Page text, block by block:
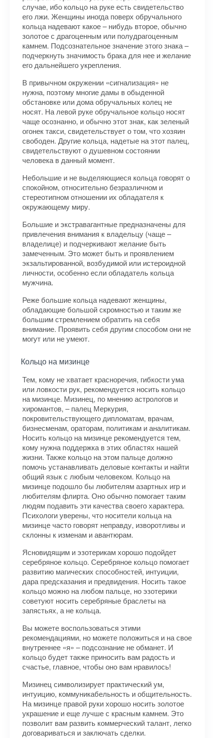
случае, ибо кольцо на руке есть свидетельство
его лжи. Женщины иногда поверх обручального
кольца надевают какое – нибудь второе, обычно
золотое с драгоценным или полудрагоценным
камнем. Подсознательное значение этого знака –
подчеркнуть значимость брака для нее и желание
его дальнейшего укрепления.
В привычном окружении «сигнализация» не
нужна, поэтому многие дамы в обыденной
обстановке или дома обручальных колец не
носят. На левой руке обручальное кольцо носят
чаще осознанно, и обычно этот знак, как зеленый
огонек такси, свидетельствует о том, что хозяин
свободен. Другие кольца, надетые на этот палец,
свидетельствуют о душевном состоянии
человека в данный момент.
Небольшие и не выделяющиеся кольца говорят о
спокойном, относительно безразличном и
стереотипном отношении их обладателя к
окружающему миру.
Большие и экстравагантные предназначены для
привлечения внимания к владельцу (чаще –
владелице) и подчеркивают желание быть
замеченным. Это может быть и проявлением
экзальтированной, возбудимой или истероидной
личности, особенно если обладатель кольца
мужчина.
Реже большие кольца надевают женщины,
обладающие большой скромностью и таким же
большим стремлением обратить на себя
внимание. Проявить себя другим способом они не
могут или не умеют.
Кольцо на мизинце
Тем, кому не хватает красноречия, гибкости ума
или ловкости рук, рекомендуется носить кольцо
на мизинце. Мизинец, по мнению астрологов и
хиромантов, – палец Меркурия,
покровительствующего дипломатам, врачам,
бизнесменам, ораторам, политикам и аналитикам.
Носить кольцо на мизинце рекомендуется тем,
кому нужна поддержка в этих областях нашей
жизни. Также кольцо на этом пальце должно
помочь устанавливать деловые контакты и найти
общий язык с любым человеком. Кольцо на
мизинце подошло бы любителям азартных игр и
любителям флирта. Оно обычно помогает таким
людям подавить эти качества своего характера.
Психологи уверены, что носители кольца на
мизинце часто говорят неправду, изворотливы и
склонны к изменам и авантюрам.
Ясновидящим и эзотерикам хорошо подойдет
серебряное кольцо. Серебряное кольцо помогает
развитию магических способностей, интуиции,
дара предсказания и предвидения. Носить такое
кольцо можно на любом пальце, но эзотерики
советуют носить серебряные браслеты на
запястьях, а не кольца.
Вы можете воспользоваться этими
рекомендациями, но можете положиться и на свое
внутреннее «я» – подсознание не обманет. И
кольцо будет также приносить вам радость и
счастье, главное, чтобы оно вам нравилось!
Мизинец символизирует практический ум,
интуицию, коммуникабельность и общительность.
На мизинце правой руки хорошо носить золотое
украшение и еще лучше с красным камнем. Это
позволит вам развить коммерческий талант, легко
договариваться и заключать сделки.